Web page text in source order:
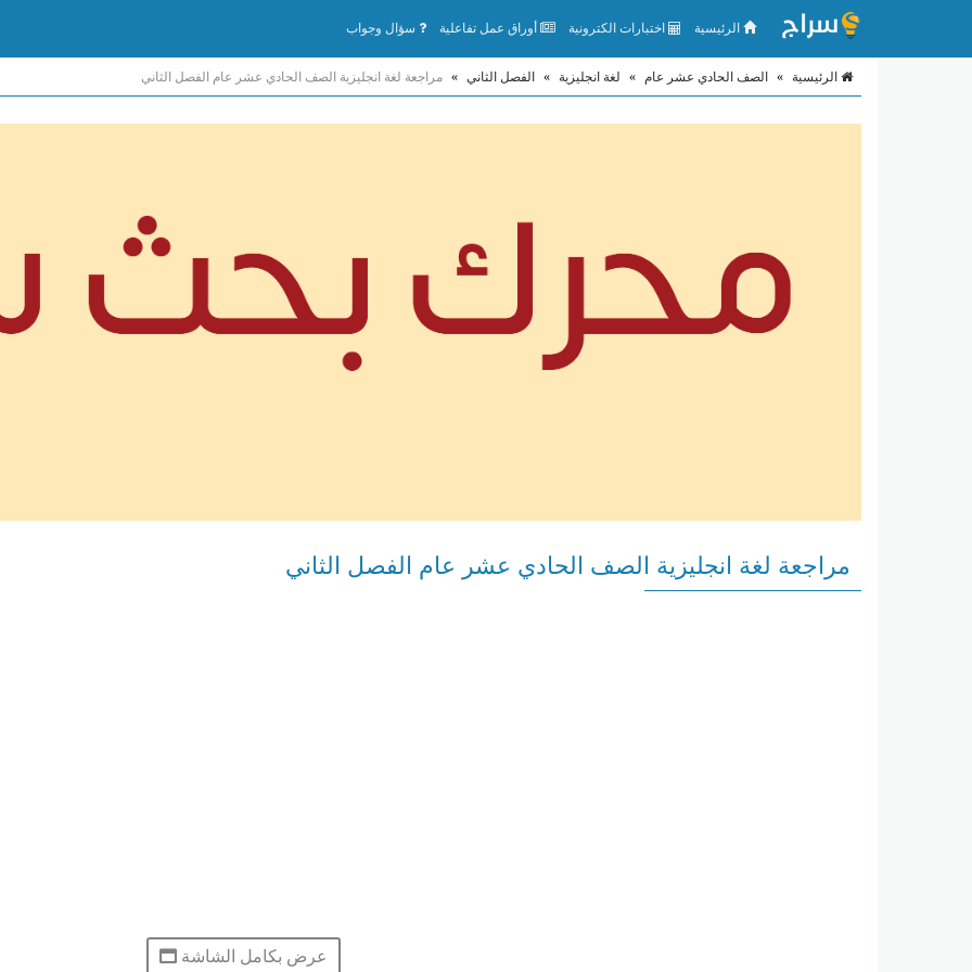
الرئيسية اختبارات الكترونية أوراق عمل تفاعلية سؤال وجواب
الرئيسية » الصف الحادي عشر عام » لغة انجليزية » الفصل الثاني » مراجعة لغة انجليزية الصف الحادي عشر عام الفصل الثاني
مراجعة لغة انجليزية الصف الحادي عشر عام الفصل الثاني
عرض بكامل الشاشة